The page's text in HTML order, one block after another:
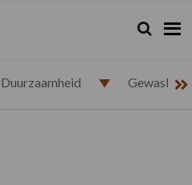
Zoeken...
Zoek
Duurzaamheid